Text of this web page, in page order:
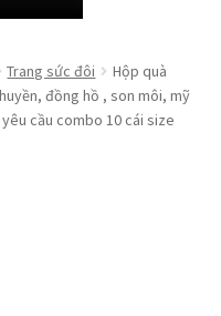
Trang sức đôi
Hộp quà
đồng hồ , son môi, mỹ
cầu combo 10 cái size